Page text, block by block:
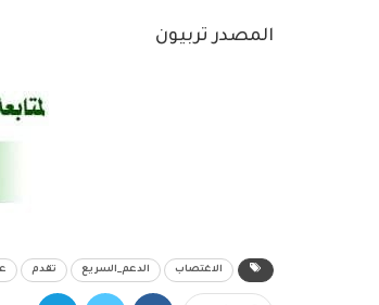
المصدر تربيون
الاغتصاب الدعم_السريع تقدم